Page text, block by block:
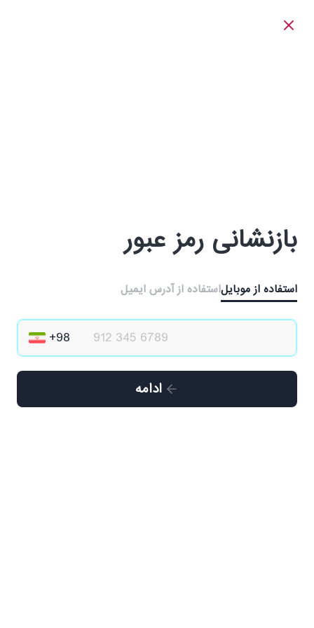
بازنشانی رمز عبور
استفاده از موبایلاستفاده از آدرس ایمیل
ادامه